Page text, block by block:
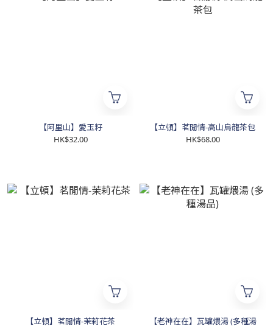
【阿里山】愛玉籽
HK$32.00
【立頓】茗閒情-高山烏龍茶包
HK$68.00
【立頓】茗閒情-茉莉花茶
【老神在在】瓦罐煨湯 (多種湯